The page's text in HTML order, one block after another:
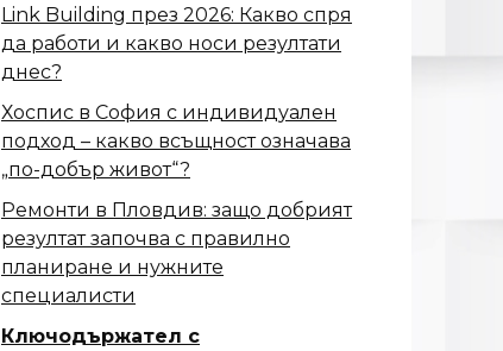
Link Building през 2026: Какво спря
да работи и какво носи резултати
днес?
Хоспис в София с индивидуален
подход – какво всъщност означава
„по-добър живот“?
Ремонти в Пловдив: защо добрият
резултат започва с правилно
планиране и нужните
специалисти
Ключодържател с